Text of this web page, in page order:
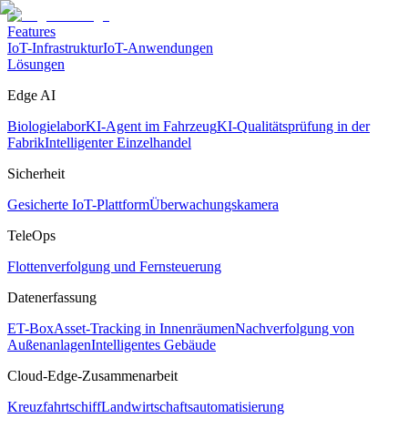
Features
IoT-InfrastrukturIoT-Anwendungen
Lösungen
Edge AI
BiologielaborKI-Agent im FahrzeugKI-Qualitätsprüfung in der
FabrikIntelligenter Einzelhandel
Sicherheit
Gesicherte IoT-PlattformÜberwachungskamera
TeleOps
Flottenverfolgung und Fernsteuerung
Datenerfassung
ET-BoxAsset-Tracking in InnenräumenNachverfolgung von
AußenanlagenIntelligentes Gebäude
Cloud-Edge-Zusammenarbeit
KreuzfahrtschiffLandwirtschaftsautomatisierung